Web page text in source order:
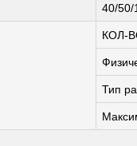
40/50/
КОЛ-
Тип